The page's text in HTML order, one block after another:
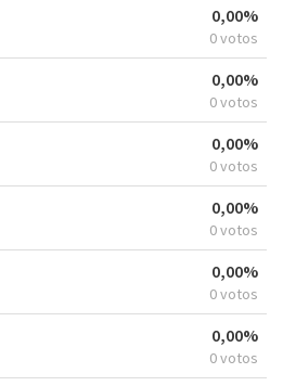
0,00%
0 votos
0,00%
0 votos
0,00%
0 votos
0,00%
0 votos
0,00%
0 votos
0,00%
0 votos